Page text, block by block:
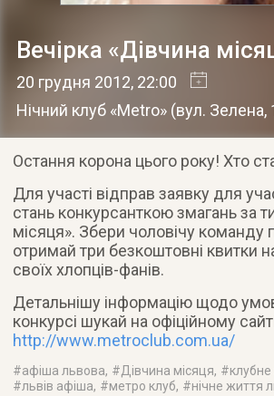
Вечірка «Дівчина
20 грудня 2012, 22:00
Нічний клуб «Metro» (вул. Зелена,
Остання корона цього року! Хто
Для участі відправ заявку для
стань конкурсанткою змагань за
місяця». Збери чоловічу команду
отримай три безкоштовні квитки
своїх хлопців-фанів.
Детальнішу інформацію щодо
конкурсі шукай на офіційному
http://www.metroclub.com.ua/
#афіша львова, #Дівчина місяця, #
#львів афіша, #метро клуб, #нічне життя